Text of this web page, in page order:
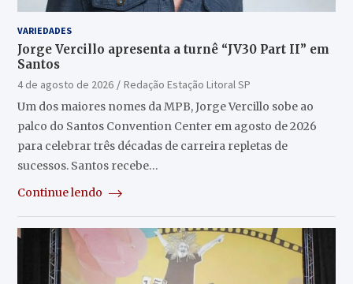
VARIEDADES
Jorge Vercillo apresenta a turnê “JV30 Part II” em
Santos
4 de agosto de 2026
Redação Estação Litoral SP
Um dos maiores nomes da MPB, Jorge Vercillo sobe ao
palco do Santos Convention Center em agosto de 2026
para celebrar três décadas de carreira repletas de
sucessos. Santos recebe…
Continue lendo